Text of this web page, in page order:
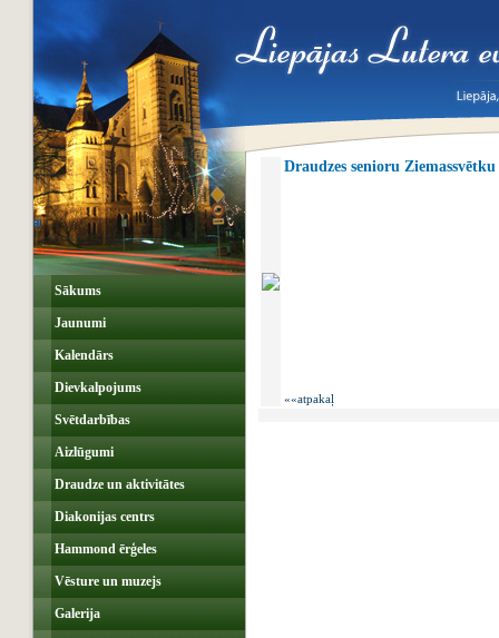
Sākums
Jaunumi
Kalendārs
Dievkalpojums
Svētdarbības
Aizlūgumi
Draudze un aktivitātes
Diakonijas centrs
Hammond ērģeles
Vēsture un muzejs
Galerija
Draudzes senioru
««atpakaļ